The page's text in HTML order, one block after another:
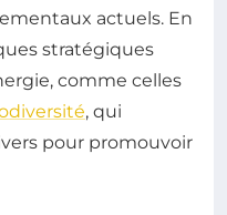
actuels. En
stratégiques
comme celles
, qui
pour promouvoir